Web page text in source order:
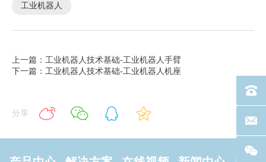
工业机器人
上一篇：工业机器人技术基础-工业机器人手臂
下一篇：工业机器人技术基础-工业机器人机座
分享
电话
联系